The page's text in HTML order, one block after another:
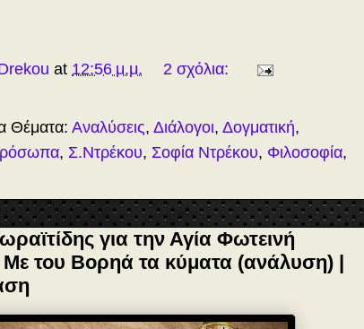
at 12:56 μ.μ. 2 σχόλια:
Θέματα: Αναλύσεις, Διάλογοι, Δογματική,
, Σ.Ντρέκου, Σοφία Ντρέκου, Φιλοσοφία,
για την Αγία Φωτεινή
Με του Βορηά τα κύματα (ανάλυση) |